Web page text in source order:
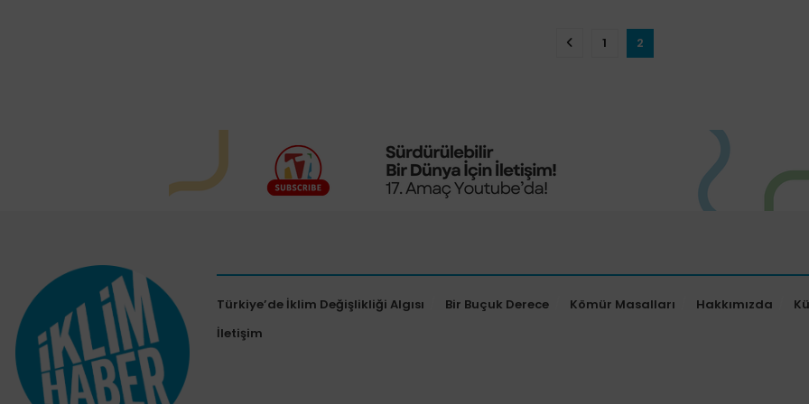
1 2
Türkiye’de İklim Değişlikliği Algısı Bir Buçuk Derece Kömür Masalları Hakkımızda
İletişim